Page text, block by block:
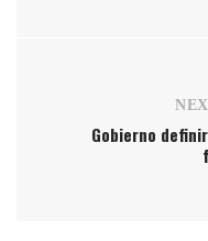
Gobierno